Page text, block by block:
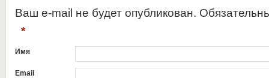
Ваш e-mail не будет опубликован.
*
Имя
Email